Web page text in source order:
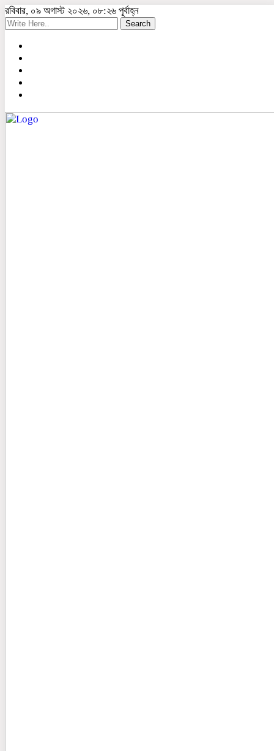
রবিবার, ০৯ অগাস্ট ২০২৬, ০৮:২৬ পূর্বাহ্ন
Search